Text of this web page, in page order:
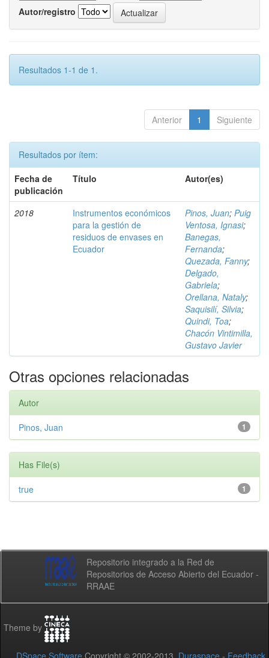
Autor/registro
Resultados 1-1 de 1.
Anterior 1 Siguiente
Resultados por ítem:
Fecha de
publicación
Título Autor(es)
2018
Instrumentos económicos
para la gestión de
residuos de envases en
Ecuador
Pinos, Juan; Puig
Ventosa, Ignasi;
Banegas,
Fernanda;
Quezada, Fanny;
Delgado,
Gabriela;
Orellana, Nataly;
Saquisilí, Silvia;
Quindi, Toa;
Chacón Vintimilla,
Gustavo Javier
Otras opciones relacionadas
Autor
1
Pinos, Juan
Has File(s)
1
true
Repositorio integrado a la Red de
Repositorios de Acceso Abierto del Ecuador -
RRAAE
Theme by
DSpace Software Copyright © 2002-2013 Duraspace - Feedback